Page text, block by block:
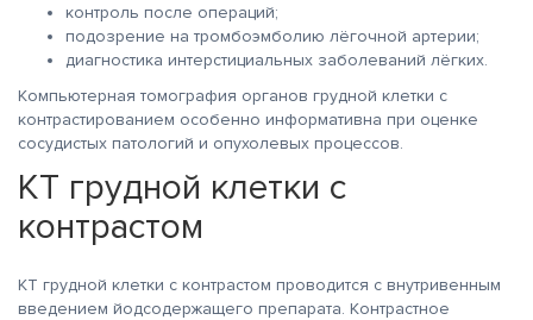
контроль после операций;
подозрение на тромбоэмболию лёгочной артерии;
диагностика интерстициальных заболеваний лёгких.
Компьютерная томография органов грудной клетки с
контрастированием особенно информативна при оценке
сосудистых патологий и опухолевых процессов.
КТ грудной клетки с
контрастом
КТ грудной клетки с контрастом проводится с внутривенным
введением йодсодержащего препарата. Контрастное